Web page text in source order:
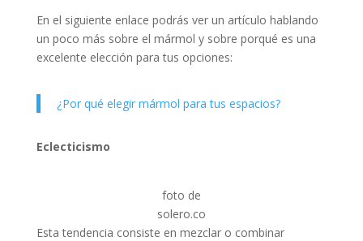
En el siguiente enlace podrás ver un artículo hablando
un poco más sobre el mármol y sobre porqué es una
excelente elección para tus opciones:
¿Por qué elegir mármol para tus espacios?
Eclecticismo
foto de
solero.co
Esta tendencia consiste en mezclar o combinar